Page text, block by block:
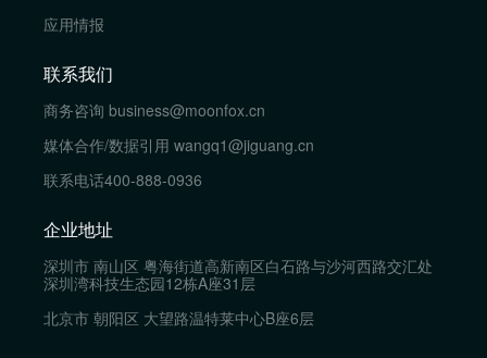
应用情报
联系我们
商务咨询 business@moonfox.cn
媒体合作/数据引用 wangq1@jiguang.cn
联系电话400-888-0936
企业地址
深圳市 南山区 粤海街道高新南区白石路与沙河西路交汇处
深圳湾科技生态园12栋A座31层
北京市 朝阳区 大望路温特莱中心B座6层